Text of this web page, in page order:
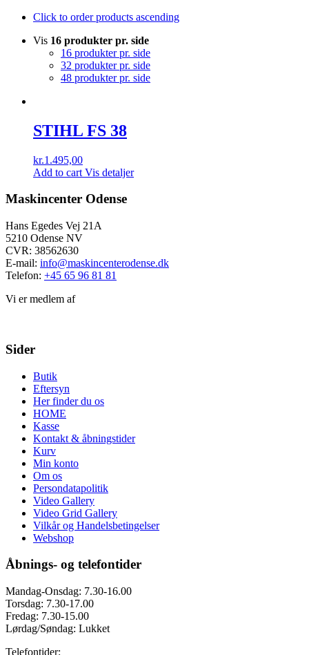
Click to order products ascending
Vis 16 produkter pr. side
16 produkter pr. side
32 produkter pr. side
48 produkter pr. side
STIHL FS 38
kr.1.495,00
Add to cart Vis detaljer
Maskincenter Odense
Hans Egedes Vej 21A
5210 Odense NV
CVR: 38562630
E-mail: info@maskincenterodense.dk
Telefon: +45 65 96 81 81
Vi er medlem af
Sider
Butik
Eftersyn
Her finder du os
HOME
Kasse
Kontakt & åbningstider
Kurv
Min konto
Om os
Persondatapolitik
Video Gallery
Video Grid Gallery
Vilkår og Handelsbetingelser
Webshop
Åbnings- og telefontider
Mandag-Onsdag: 7.30-16.00
Torsdag: 7.30-17.00
Fredag: 7.30-15.00
Lørdag/Søndag: Lukket
Telefontider: